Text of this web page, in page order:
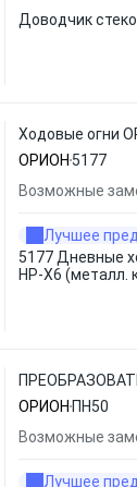
Доводчик
Ходовые огни
ОРИОН 5177
Возможные
Лучшее
5177 Дневные
HP-X6 (металл.
ОРИОН ПН50
Возможные
Лучшее